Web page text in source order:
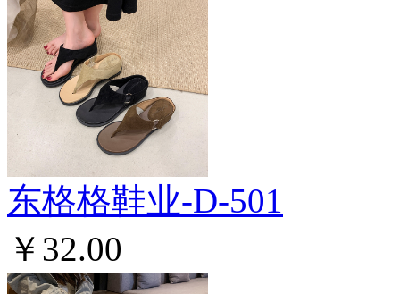
东格格鞋业-D-501
￥32.00